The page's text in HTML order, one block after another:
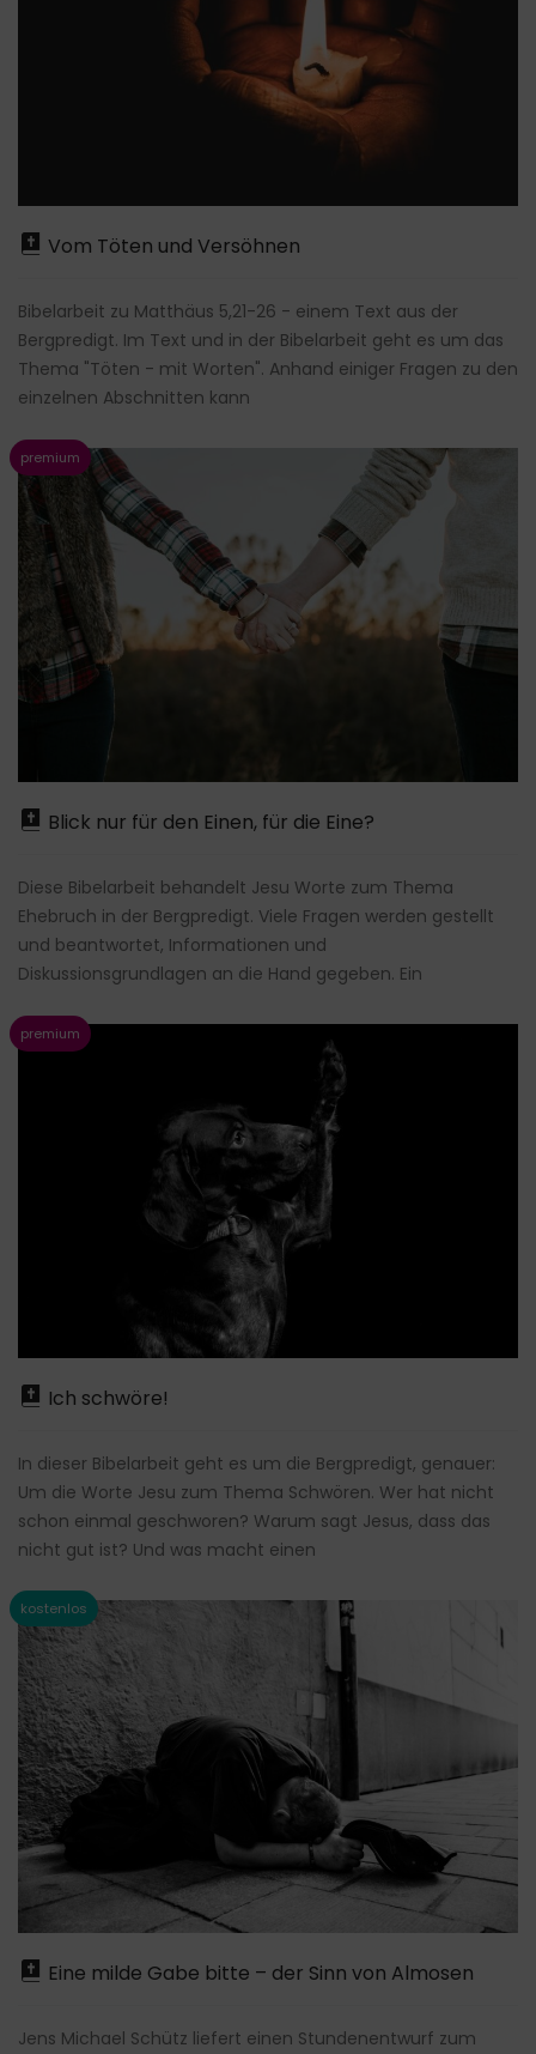
Vom Töten und Versöhnen
Bibelarbeit zu Matthäus 5,21-26 - einem Text aus der
Bergpredigt. Im Text und in der Bibelarbeit geht es um das
Thema "Töten - mit Worten". Anhand einiger Fragen zu den
einzelnen Abschnitten kann
Blick nur für den Einen, für die Eine?
Diese Bibelarbeit behandelt Jesu Worte zum Thema
Ehebruch in der Bergpredigt. Viele Fragen werden gestellt
und beantwortet, Informationen und
Diskussionsgrundlagen an die Hand gegeben. Ein
Ich schwöre!
In dieser Bibelarbeit geht es um die Bergpredigt, genauer:
Um die Worte Jesu zum Thema Schwören. Wer hat nicht
schon einmal geschworen? Warum sagt Jesus, dass das
nicht gut ist? Und was macht einen
Eine milde Gabe bitte – der Sinn von Almosen
Jens Michael Schütz liefert einen Stundenentwurf zum